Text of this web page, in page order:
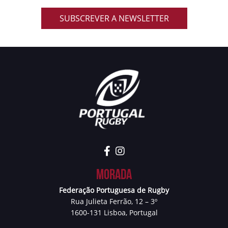
SUBSCREVER A NEWSLETTER
Morada
Federação Portuguesa de Rugby
Rua Julieta Ferrão, 12 – 3º
1600-131 Lisboa, Portugal